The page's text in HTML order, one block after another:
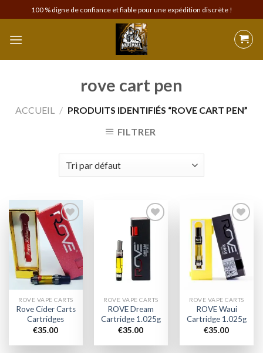
to
content
100 % digne de confiance et fiable pour une expédition discrète !
rove cart pen
ACCUEIL / PRODUITS IDENTIFIÉS “ROVE CART PEN”
FILTRER
Add to
wishlist
ROVE VAPE CARTS
Rove Cider Carts
Cartridges
€35.00
Add to
wishlist
ROVE VAPE CARTS
ROVE Dream
Cartridge 1.025g
€35.00
Add to
wishlist
ROVE VAPE CARTS
ROVE Waui
Cartridge 1.025g
€35.00